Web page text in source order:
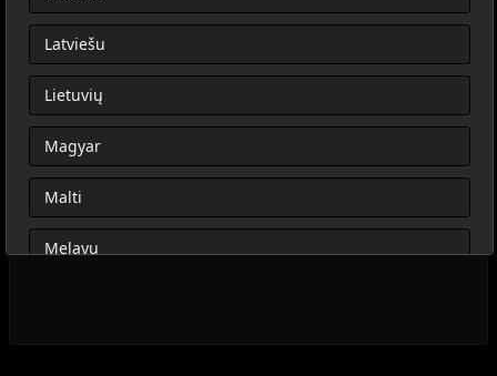
Latviešu
Lietuvių
Magyar
Malti
Melayu